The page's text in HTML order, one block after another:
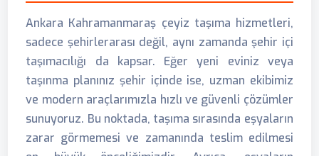
Ankara Kahramanmaraş çeyiz taşıma hizmetleri,
sadece şehirlerarası değil, aynı zamanda şehir içi
taşımacılığı da kapsar. Eğer yeni eviniz veya
taşınma planınız şehir içinde ise, uzman ekibimiz
ve modern araçlarımızla hızlı ve güvenli çözümler
sunuyoruz. Bu noktada, taşıma sırasında eşyaların
zarar görmemesi ve zamanında teslim edilmesi